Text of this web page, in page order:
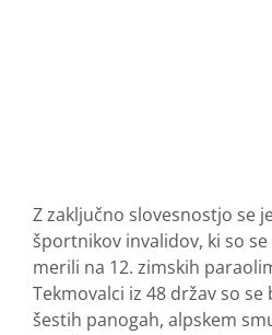
Z zaključno slovesnostjo se
športnikov invalidov, ki so
merili na 12. zimskih
Tekmovalci iz 48 držav so
šestih panogah, alpskem